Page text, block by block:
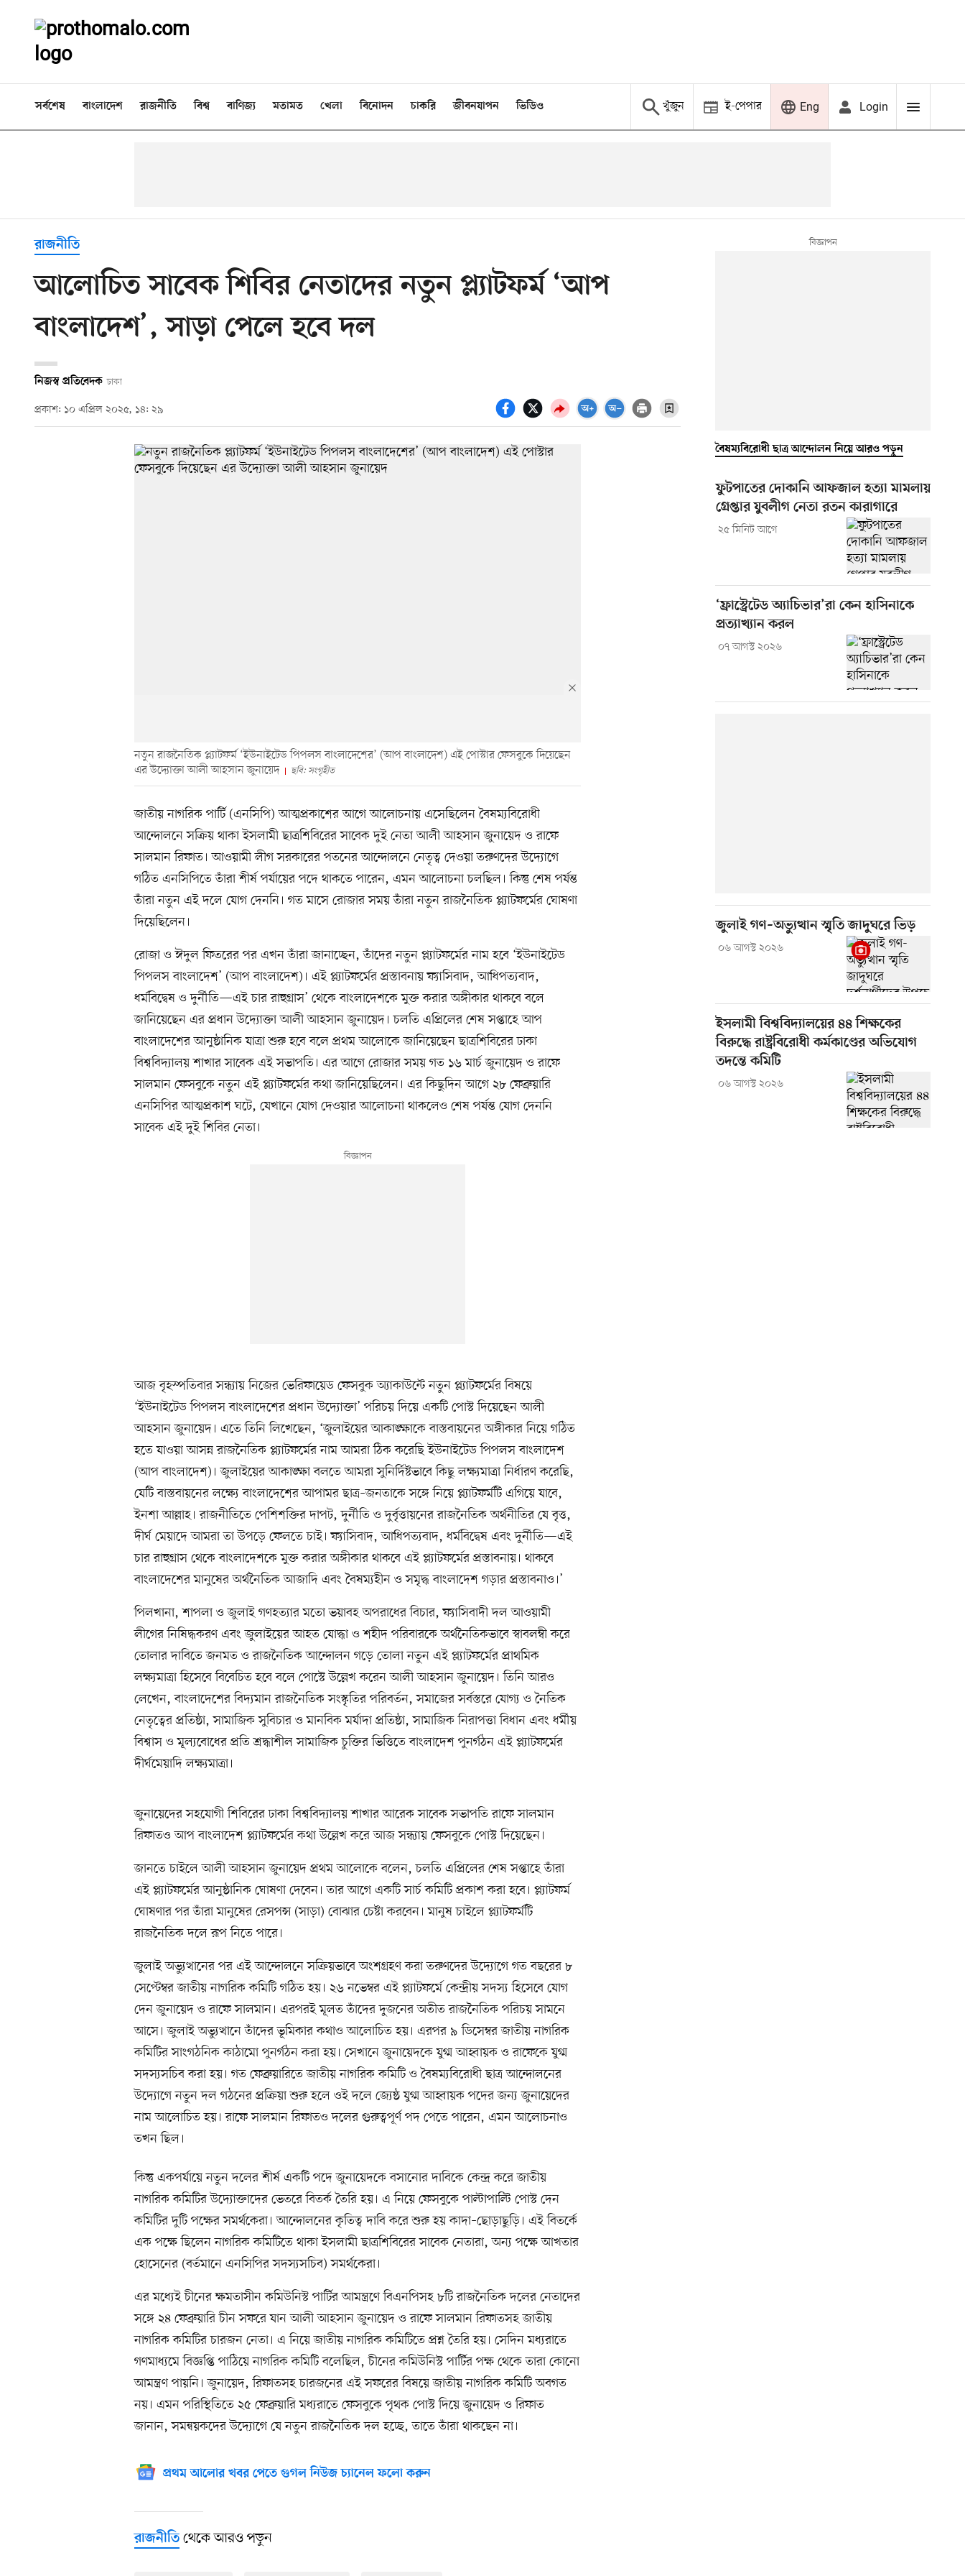
সর্বশেষ বাংলাদেশ রাজনীতি বিশ্ব বাণিজ্য মতামত খেলা বিনোদন চাকরি জীবনযাপন ভিডিও খুঁজুন ই-পেপার Eng Login
রাজনীতি
আলোচিত সাবেক শিবির নেতাদের নতুন প্ল্যাটফর্ম ‘আপ
বাংলাদেশ’, সাড়া পেলে হবে দল
নিজস্ব প্রতিবেদক ঢাকা
প্রকাশ: ১০ এপ্রিল ২০২৫, ১৪: ২৯
নতুন রাজনৈতিক প্ল্যাটফর্ম ‘ইউনাইটেড পিপলস বাংলাদেশের’ (আপ বাংলাদেশ) এই পোস্টার ফেসবুকে দিয়েছেন
এর উদ্যোক্তা আলী আহসান জুনায়েদ
ছবি: সংগৃহীত
জাতীয় নাগরিক পার্টি (এনসিপি) আত্মপ্রকাশের আগে আলোচনায় এসেছিলেন বৈষম্যবিরোধী
আন্দোলনে সক্রিয় থাকা ইসলামী ছাত্রশিবিরের সাবেক দুই নেতা আলী আহসান জুনায়েদ ও রাফে
সালমান রিফাত। আওয়ামী লীগ সরকারের পতনের আন্দোলনে নেতৃত্ব দেওয়া তরুণদের উদ্যোগে
গঠিত এনসিপিতে তাঁরা শীর্ষ পর্যায়ের পদে থাকতে পারেন, এমন আলোচনা চলছিল। কিন্তু শেষ পর্যন্ত
তাঁরা নতুন এই দলে যোগ দেননি। গত মাসে রোজার সময় তাঁরা নতুন রাজনৈতিক প্ল্যাটফর্মের ঘোষণা
দিয়েছিলেন।
রোজা ও ঈদুল ফিতরের পর এখন তাঁরা জানাচ্ছেন, তাঁদের নতুন প্ল্যাটফর্মের নাম হবে ‘ইউনাইটেড
পিপলস বাংলাদেশ’ (আপ বাংলাদেশ)। এই প্ল্যাটফর্মের প্রস্তাবনায় ফ্যাসিবাদ, আধিপত্যবাদ,
ধর্মবিদ্বেষ ও দুর্নীতি—এই চার রাহুগ্রাস’ থেকে বাংলাদেশকে মুক্ত করার অঙ্গীকার থাকবে বলে
জানিয়েছেন এর প্রধান উদ্যোক্তা আলী আহসান জুনায়েদ। চলতি এপ্রিলের শেষ সপ্তাহে আপ
বাংলাদেশের আনুষ্ঠানিক যাত্রা শুরু হবে বলে প্রথম আলোকে জানিয়েছেন ছাত্রশিবিরের ঢাকা
বিশ্ববিদ্যালয় শাখার সাবেক এই সভাপতি। এর আগে রোজার সময় গত ১৬ মার্চ জুনায়েদ ও রাফে
সালমান ফেসবুকে নতুন এই প্ল্যাটফর্মের কথা জানিয়েছিলেন। এর কিছুদিন আগে ২৮ ফেব্রুয়ারি
এনসিপির আত্মপ্রকাশ ঘটে, যেখানে যোগ দেওয়ার আলোচনা থাকলেও শেষ পর্যন্ত যোগ দেননি
সাবেক এই দুই শিবির নেতা।
আজ বৃহস্পতিবার সন্ধ্যায় নিজের ভেরিফায়েড ফেসবুক অ্যাকাউন্টে নতুন প্ল্যাটফর্মের বিষয়ে
‘ইউনাইটেড পিপলস বাংলাদেশের প্রধান উদ্যোক্তা’ পরিচয় দিয়ে একটি পোস্ট দিয়েছেন আলী
আহসান জুনায়েদ। এতে তিনি লিখেছেন, ‘জুলাইয়ের আকাঙ্ক্ষাকে বাস্তবায়নের অঙ্গীকার নিয়ে গঠিত
হতে যাওয়া আসন্ন রাজনৈতিক প্ল্যাটফর্মের নাম আমরা ঠিক করেছি ইউনাইটেড পিপলস বাংলাদেশ
(আপ বাংলাদেশ)। জুলাইয়ের আকাঙ্ক্ষা বলতে আমরা সুনির্দিষ্টভাবে কিছু লক্ষ্যমাত্রা নির্ধারণ করেছি,
যেটি বাস্তবায়নের লক্ষ্যে বাংলাদেশের আপামর ছাত্র–জনতাকে সঙ্গে নিয়ে প্ল্যাটফর্মটি এগিয়ে যাবে,
ইনশা আল্লাহ। রাজনীতিতে পেশিশক্তির দাপট, দুর্নীতি ও দুর্বৃত্তায়নের রাজনৈতিক অর্থনীতির যে বৃত্ত,
দীর্ঘ মেয়াদে আমরা তা উপড়ে ফেলতে চাই। ফ্যাসিবাদ, আধিপত্যবাদ, ধর্মবিদ্বেষ এবং দুর্নীতি—এই
চার রাহুগ্রাস থেকে বাংলাদেশকে মুক্ত করার অঙ্গীকার থাকবে এই প্ল্যাটফর্মের প্রস্তাবনায়। থাকবে
বাংলাদেশের মানুষের অর্থনৈতিক আজাদি এবং বৈষম্যহীন ও সমৃদ্ধ বাংলাদেশ গড়ার প্রস্তাবনাও।’
পিলখানা, শাপলা ও জুলাই গণহত্যার মতো ভয়াবহ অপরাধের বিচার, ফ্যাসিবাদী দল আওয়ামী
লীগের নিষিদ্ধকরণ এবং জুলাইয়ের আহত যোদ্ধা ও শহীদ পরিবারকে অর্থনৈতিকভাবে স্বাবলম্বী করে
তোলার দাবিতে জনমত ও রাজনৈতিক আন্দোলন গড়ে তোলা নতুন এই প্ল্যাটফর্মের প্রাথমিক
লক্ষ্যমাত্রা হিসেবে বিবেচিত হবে বলে পোস্টে উল্লেখ করেন আলী আহসান জুনায়েদ। তিনি আরও
লেখেন, বাংলাদেশের বিদ্যমান রাজনৈতিক সংস্কৃতির পরিবর্তন, সমাজের সর্বস্তরে যোগ্য ও নৈতিক
নেতৃত্বের প্রতিষ্ঠা, সামাজিক সুবিচার ও মানবিক মর্যাদা প্রতিষ্ঠা, সামাজিক নিরাপত্তা বিধান এবং ধর্মীয়
বিশ্বাস ও মূল্যবোধের প্রতি শ্রদ্ধাশীল সামাজিক চুক্তির ভিত্তিতে বাংলাদেশ পুনর্গঠন এই প্ল্যাটফর্মের
দীর্ঘমেয়াদি লক্ষ্যমাত্রা।
জুনায়েদের সহযোগী শিবিরের ঢাকা বিশ্ববিদ্যালয় শাখার আরেক সাবেক সভাপতি রাফে সালমান
রিফাতও আপ বাংলাদেশ প্ল্যাটফর্মের কথা উল্লেখ করে আজ সন্ধ্যায় ফেসবুকে পোস্ট দিয়েছেন।
জানতে চাইলে আলী আহসান জুনায়েদ প্রথম আলোকে বলেন, চলতি এপ্রিলের শেষ সপ্তাহে তাঁরা
এই প্ল্যাটফর্মের আনুষ্ঠানিক ঘোষণা দেবেন। তার আগে একটি সার্চ কমিটি প্রকাশ করা হবে। প্ল্যাটফর্ম
ঘোষণার পর তাঁরা মানুষের রেসপন্স (সাড়া) বোঝার চেষ্টা করবেন। মানুষ চাইলে প্ল্যাটফর্মটি
রাজনৈতিক দলে রূপ নিতে পারে।
জুলাই অভ্যুত্থানের পর এই আন্দোলনে সক্রিয়ভাবে অংশগ্রহণ করা তরুণদের উদ্যোগে গত বছরের ৮
সেপ্টেম্বর জাতীয় নাগরিক কমিটি গঠিত হয়। ২৬ নভেম্বর এই প্ল্যাটফর্মে কেন্দ্রীয় সদস্য হিসেবে যোগ
দেন জুনায়েদ ও রাফে সালমান। এরপরই মূলত তাঁদের দুজনের অতীত রাজনৈতিক পরিচয় সামনে
আসে। জুলাই অভ্যুত্থানে তাঁদের ভূমিকার কথাও আলোচিত হয়। এরপর ৯ ডিসেম্বর জাতীয় নাগরিক
কমিটির সাংগঠনিক কাঠামো পুনর্গঠন করা হয়। সেখানে জুনায়েদকে যুগ্ম আহ্বায়ক ও রাফেকে যুগ্ম
সদস্যসচিব করা হয়। গত ফেব্রুয়ারিতে জাতীয় নাগরিক কমিটি ও বৈষম্যবিরোধী ছাত্র আন্দোলনের
উদ্যোগে নতুন দল গঠনের প্রক্রিয়া শুরু হলে ওই দলে জ্যেষ্ঠ যুগ্ম আহ্বায়ক পদের জন্য জুনায়েদের
নাম আলোচিত হয়। রাফে সালমান রিফাতও দলের গুরুত্বপূর্ণ পদ পেতে পারেন, এমন আলোচনাও
তখন ছিল।
কিন্তু একপর্যায়ে নতুন দলের শীর্ষ একটি পদে জুনায়েদকে বসানোর দাবিকে কেন্দ্র করে জাতীয়
নাগরিক কমিটির উদ্যোক্তাদের ভেতরে বিতর্ক তৈরি হয়। এ নিয়ে ফেসবুকে পাল্টাপাল্টি পোস্ট দেন
কমিটির দুটি পক্ষের সমর্থকেরা। আন্দোলনের কৃতিত্ব দাবি করে শুরু হয় কাদা–ছোড়াছুড়ি। এই বিতর্কে
এক পক্ষে ছিলেন নাগরিক কমিটিতে থাকা ইসলামী ছাত্রশিবিরের সাবেক নেতারা, অন্য পক্ষে আখতার
হোসেনের (বর্তমানে এনসিপির সদস্যসচিব) সমর্থকেরা।
এর মধ্যেই চীনের ক্ষমতাসীন কমিউনিস্ট পার্টির আমন্ত্রণে বিএনপিসহ ৮টি রাজনৈতিক দলের নেতাদের
সঙ্গে ২৪ ফেব্রুয়ারি চীন সফরে যান আলী আহসান জুনায়েদ ও রাফে সালমান রিফাতসহ জাতীয়
নাগরিক কমিটির চারজন নেতা। এ নিয়ে জাতীয় নাগরিক কমিটিতে প্রশ্ন তৈরি হয়। সেদিন মধ্যরাতে
গণমাধ্যমে বিজ্ঞপ্তি পাঠিয়ে নাগরিক কমিটি বলেছিল, চীনের কমিউনিস্ট পার্টির পক্ষ থেকে তারা কোনো
আমন্ত্রণ পায়নি। জুনায়েদ, রিফাতসহ চারজনের এই সফরের বিষয়ে জাতীয় নাগরিক কমিটি অবগত
নয়। এমন পরিস্থিতিতে ২৫ ফেব্রুয়ারি মধ্যরাতে ফেসবুকে পৃথক পোস্ট দিয়ে জুনায়েদ ও রিফাত
জানান, সমন্বয়কদের উদ্যোগে যে নতুন রাজনৈতিক দল হচ্ছে, তাতে তাঁরা থাকছেন না।
প্রথম আলোর খবর পেতে গুগল নিউজ চ্যানেল ফলো করুন
রাজনীতি থেকে আরও পড়ুন
বৈষম্যবিরোধী ছাত্র আন্দোলন নিয়ে আরও পড়ুন
ফুটপাতের দোকানি আফজাল হত্যা মামলায়
গ্রেপ্তার যুবলীগ নেতা রতন কারাগারে
২৫ মিনিট আগে
‘ফ্রাস্ট্রেটেড অ্যাচিভার’রা কেন হাসিনাকে
প্রত্যাখ্যান করল
০৭ আগস্ট ২০২৬
জুলাই গণ–অভ্যুত্থান স্মৃতি জাদুঘরে ভিড়
০৬ আগস্ট ২০২৬
ইসলামী বিশ্ববিদ্যালয়ের ৪৪ শিক্ষকের
বিরুদ্ধে রাষ্ট্রবিরোধী কর্মকাণ্ডের অভিযোগ
তদন্তে কমিটি
০৬ আগস্ট ২০২৬